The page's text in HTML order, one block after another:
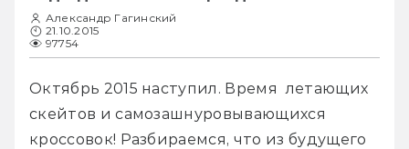
Александр Гагинский
21.10.2015
97754
Октябрь 2015 наступил. Время  летающих
скейтов и самозашнуровывающихся
кроссовок! Разбираемся, что из будущего